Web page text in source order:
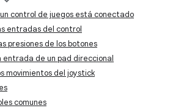
control de juegos está conectado
entradas del control
presiones de los botones
entrada de un pad direccional
movimientos del joystick
comunes